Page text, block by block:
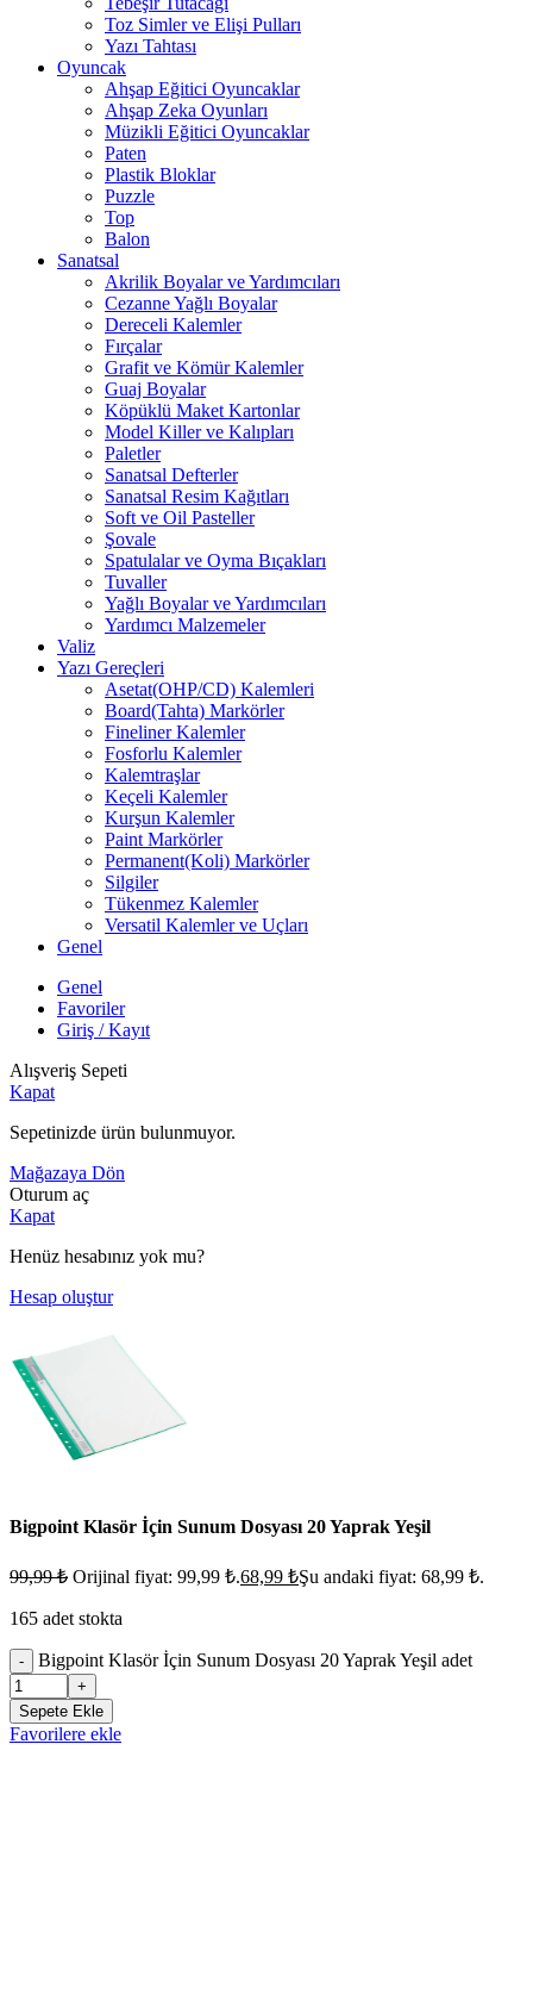
Toz Simler ve Elişi Pulları
Yazı Tahtası
Oyuncak
Ahşap Eğitici Oyuncaklar
Ahşap Zeka Oyunları
Müzikli Eğitici Oyuncaklar
Paten
Plastik Bloklar
Puzzle
Top
Balon
Sanatsal
Akrilik Boyalar ve Yardımcıları
Cezanne Yağlı Boyalar
Dereceli Kalemler
Fırçalar
Grafit ve Kömür Kalemler
Guaj Boyalar
Köpüklü Maket Kartonlar
Model Killer ve Kalıpları
Paletler
Sanatsal Defterler
Sanatsal Resim Kağıtları
Soft ve Oil Pasteller
Şovale
Spatulalar ve Oyma Bıçakları
Tuvaller
Yağlı Boyalar ve Yardımcıları
Yardımcı Malzemeler
Valiz
Yazı Gereçleri
Asetat(OHP/CD) Kalemleri
Board(Tahta) Markörler
Fineliner Kalemler
Fosforlu Kalemler
Kalemtraşlar
Keçeli Kalemler
Kurşun Kalemler
Paint Markörler
Permanent(Koli) Markörler
Silgiler
Tükenmez Kalemler
Versatil Kalemler ve Uçları
Genel
Genel
Favoriler
Giriş / Kayıt
Alışveriş Sepeti
Kapat
Sepetinizde ürün bulunmuyor.
Mağazaya Dön
Oturum aç
Kapat
Henüz hesabınız yok mu?
Hesap oluştur
Bigpoint Klasör İçin Sunum Dosyası 20 Yaprak Yeşil
99,99₺ Orijinal fiyat: 99,99 ₺.68,99 ₺Şu andaki fiyat: 68,99 ₺.
165 adet stokta
- Bigpoint Klasör İçin Sunum Dosyası 20 Yaprak Yeşil adet
+
Sepete Ekle
Favorilere ekle